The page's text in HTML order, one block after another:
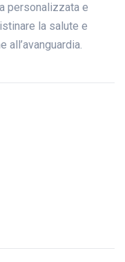
personalizzata e
la salute e
all’avanguardia.